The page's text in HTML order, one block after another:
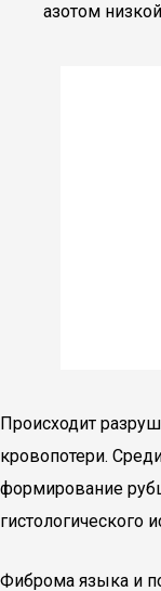
азотом
Происходит
кровопотери.
формирование
гистологического
Фиброма языка и